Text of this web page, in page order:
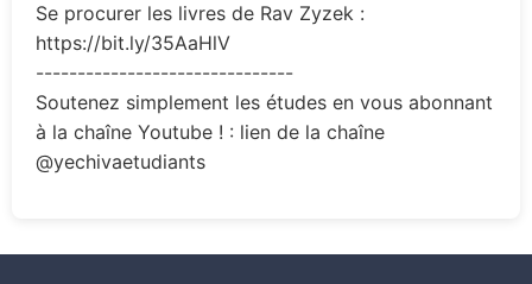
Se procurer les livres de Rav Zyzek :
https://bit.ly/35AaHlV
-------------------------------
Soutenez simplement les études en vous abonnant
à la chaîne Youtube ! : lien de la chaîne
@yechivaetudiants